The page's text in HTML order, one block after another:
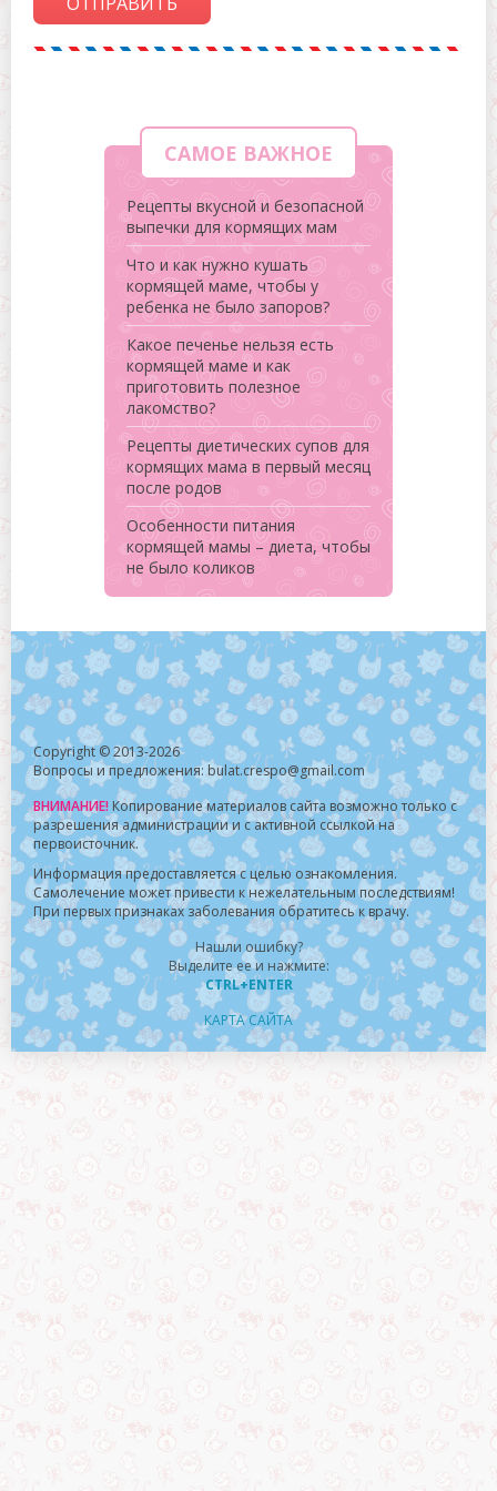
САМОЕ ВАЖНОЕ
Рецепты вкусной и безопасной
выпечки для кормящих мам
Что и как нужно кушать
кормящей маме, чтобы у
ребенка не было запоров?
Какое печенье нельзя есть
кормящей маме и как
приготовить полезное
лакомство?
Рецепты диетических супов для
кормящих мама в первый месяц
после родов
Особенности питания
кормящей мамы – диета, чтобы
не было коликов
Copyright © 2013-2026
Вопросы и предложения: bulat.crespo@gmail.com
ВНИМАНИЕ! Копирование материалов сайта возможно только с
разрешения администрации и с активной ссылкой на
первоисточник.
Информация предоставляется с целью ознакомления.
Самолечение может привести к нежелательным последствиям!
При первых признаках заболевания обратитесь к врачу.
Нашли ошибку?
Выделите ее и нажмите:
CTRL+ENTER
КАРТА САЙТА